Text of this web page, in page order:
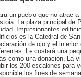
un pueblo que no atrae
La plaza principal de
Impresionantes
es la Catedral de
de ojo y el
Le costará una
como una donación. La
los 200 escalones para
los fines de semana.